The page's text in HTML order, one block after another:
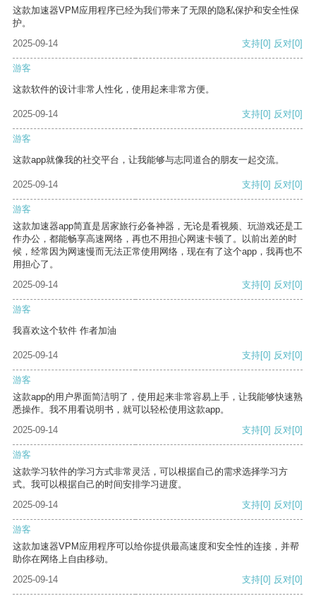
这款加速器VPM应用程序已经为我们带来了无限的隐私保护和安全性保
护。
2025-09-14
支持[0] 反对[0]
游客
这款软件的设计非常人性化，使用起来非常方便。
2025-09-14 支持[0] 反对[0]
游客
这款app就像我的社交平台，让我能够与志同道合的朋友一起交流。
2025-09-14 支持[0] 反对[0]
游客
这款加速器app简直是居家旅行必备神器，无论是看视频、玩游戏还是工
作办公，都能畅享高速网络，再也不用担心网速卡顿了。以前出差的时
候，经常因为网速慢而无法正常使用网络，现在有了这个app，我再也不
用担心了。
2025-09-14
支持[0] 反对[0]
游客
我喜欢这个软件 作者加油
2025-09-14 支持[0] 反对[0]
游客
这款app的用户界面简洁明了，使用起来非常容易上手，让我能够快速熟
悉操作。我不用看说明书，就可以轻松使用这款app。
2025-09-14
支持[0] 反对[0]
游客
这款学习软件的学习方式非常灵活，可以根据自己的需求选择学习方
式。我可以根据自己的时间安排学习进度。
2025-09-14
支持[0] 反对[0]
游客
这款加速器VPM应用程序可以给你提供最高速度和安全性的连接，并帮
助你在网络上自由移动。
2025-09-14
支持[0] 反对[0]